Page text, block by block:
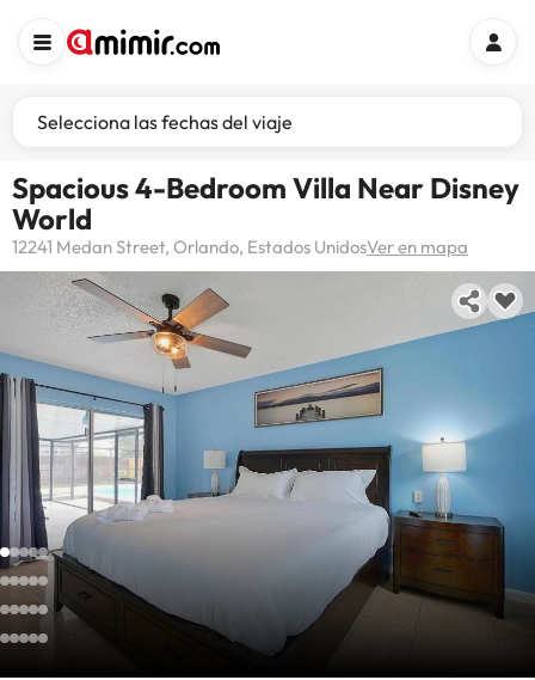
Selecciona las fechas del viaje
Spacious 4-Bedroom Villa Near Disney
World
12241 Medan Street, Orlando, Estados UnidosVer en mapa